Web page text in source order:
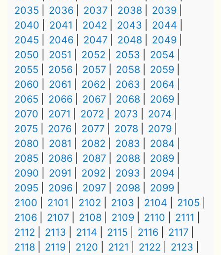
2035
2036 2037 2038
2039
2040
2041 2042 2043
2044
2045
2046 2047 2048
2049
2050
2051 2052 2053
2054
2055
2056 2057 2058
2059
2060
2061 2062 2063
2064
2065
2066 2067 2068
2069
2070
2071 2072 2073
2074
2075
2076 2077 2078
2079
2080
2081 2082 2083
2084
2085
2086 2087 2088
2089
2090
2091 2092 2093
2094
2095
2096 2097 2098
2099
2100
2101 2102 2103 2104
2105
2106
2107 2108 2109 2110
2111
2112
2113 2114 2115 2116
2117
2118
2119 2120 2121 2122 2123